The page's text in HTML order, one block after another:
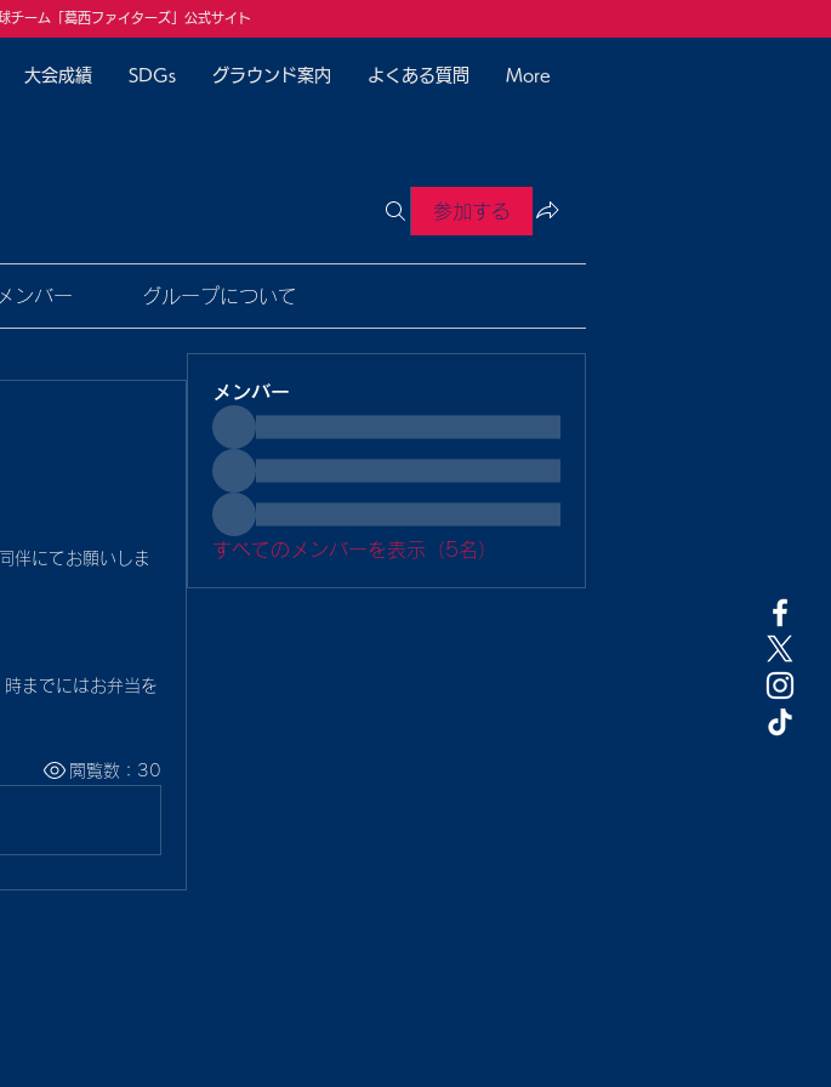
大会成績 SDGs グラウンド案内 よくある質問 More
チーム「葛西ファイターズ」公式サイト
参加する
メンバー グループについて
伴にてお願いしま
までにはお弁当を
閲覧数：30
メンバー
すべてのメンバーを表示（5名）